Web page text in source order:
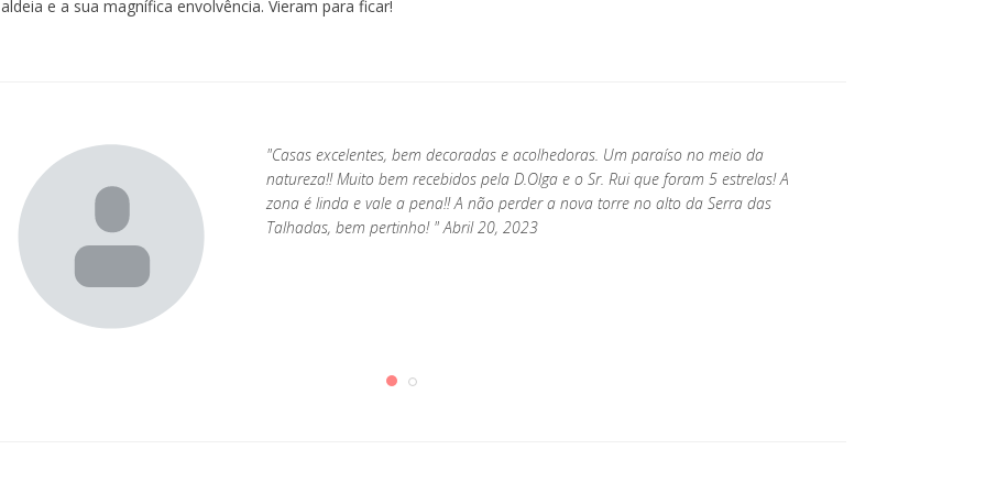
e a sua magnífica envolvência. Vieram para ficar!
"Casas excelentes, bem decoradas e acolhedoras. Um paraíso no meio da
natureza!! Muito bem recebidos pela D.Olga e o Sr. Rui que foram 5 estrelas! A
zona é linda e vale a pena!! A não perder a nova torre no alto da Serra das
Talhadas, bem pertinho! " Abril 20, 2023